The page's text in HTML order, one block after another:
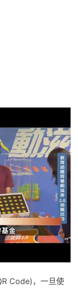
Code)，一旦使